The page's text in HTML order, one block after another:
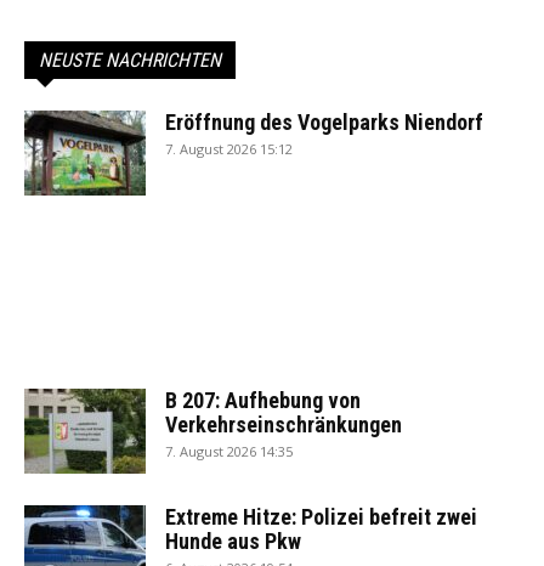
NEUSTE NACHRICHTEN
Eröffnung des Vogelparks Niendorf
7. August 2026 15:12
B 207: Aufhebung von
Verkehrseinschränkungen
7. August 2026 14:35
Extreme Hitze: Polizei befreit zwei
Hunde aus Pkw